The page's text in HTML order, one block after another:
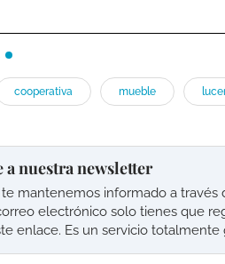
cooperativa mueble
a nuestra newsletter
mantenemos informado a través
electrónico solo tienes que
enlace. Es un servicio totalmente